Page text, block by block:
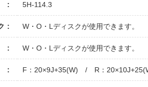
5H-114.3
W・O・Lディスクが使用できます。
W・O・Lディスクが使用できます。
F：20×9J+35(W) / R：